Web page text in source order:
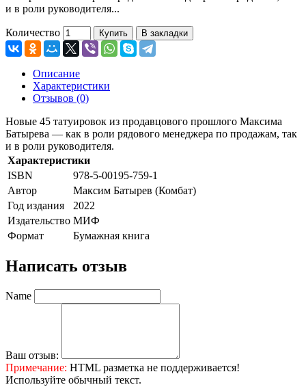
и в роли руководителя...
Количество Купить В закладки
Описание
Характеристики
Отзывов (0)
Новые 45 татуировок из продавцового прошлого Максима
Батырева — как в роли рядового менеджера по продажам, так
и в роли руководителя.
Характеристики
ISBN
978-5-00195-759-1
Автор
Максим Батырев (Комбат)
Год издания
2022
Издательство МИФ
Формат
Бумажная книга
Написать отзыв
Name
Ваш отзыв:
Примечание: HTML разметка не поддерживается!
Используйте обычный текст.